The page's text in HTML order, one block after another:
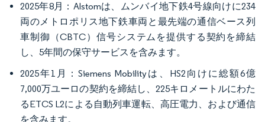
2025年8月：Alstomは、ムンバイ地下鉄4号線向けに234
両のメトロポリス地下鉄車両と最先端の通信ベース列
車制御（CBTC）信号システムを提供する契約を締結
し、5年間の保守サービスを含みます。
2025年1月：Siemens Mobilityは、HS2向けに総額6億
7,000万ユーロの契約を締結し、225キロメートルにわた
るETCS L2による自動列車運転、高圧電力、および通信
を含みます。